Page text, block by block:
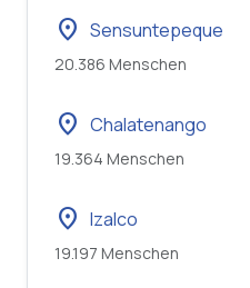
location_on Sensuntepeque
20.386 Menschen
location_on Chalatenango
19.364 Menschen
location_on Izalco
19.197 Menschen